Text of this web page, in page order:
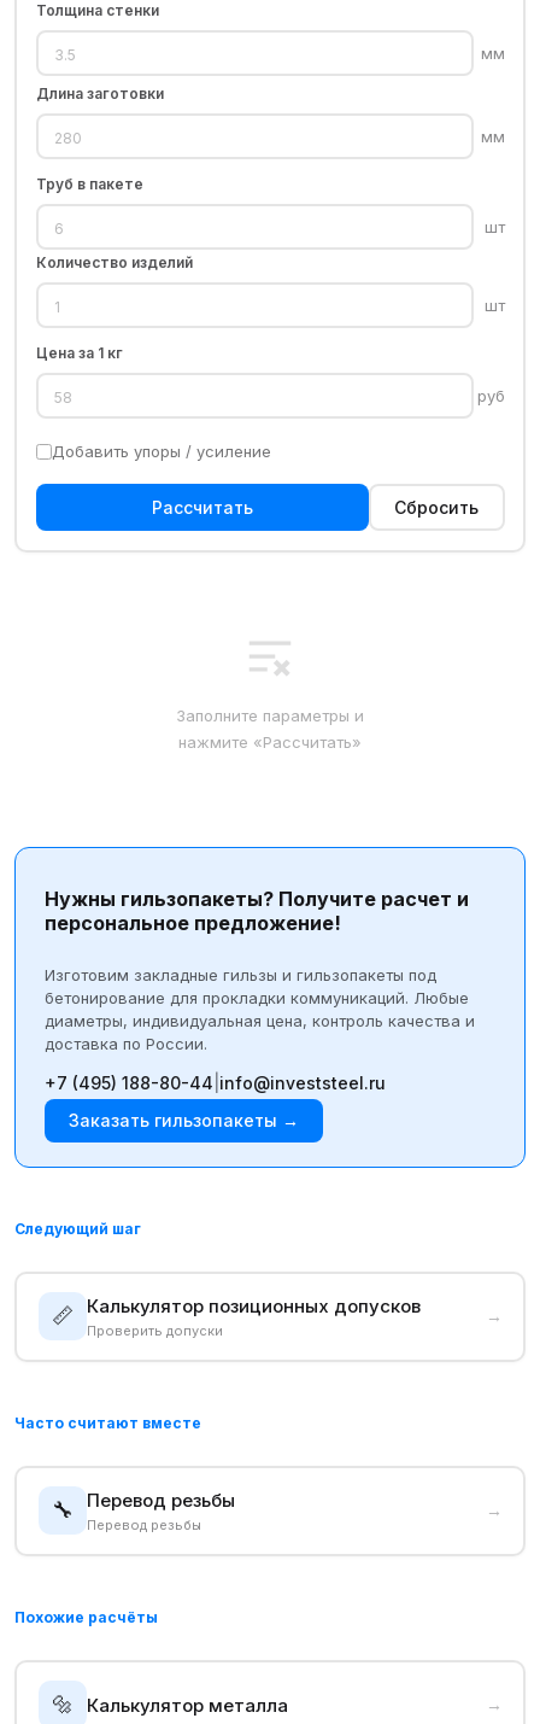
Толщина стенки
мм
Длина заготовки
мм
Труб в пакете
шт
Количество изделий
шт
Цена за 1 кг
руб
Добавить упоры / усиление
Рассчитать Сбросить
Заполните параметры и
нажмите «Рассчитать»
Нужны гильзопакеты? Получите расчет и
персональное предложение!
Изготовим закладные гильзы и гильзопакеты под
бетонирование для прокладки коммуникаций. Любые
диаметры, индивидуальная цена, контроль качества и
доставка по России.
+7 (495) 188-80-44 info@investsteel.ru
Заказать гильзопакеты →
Следующий шаг
📏 Калькулятор позиционных допусков
Проверить допуски
→
Часто считают вместе
🔧 Перевод резьбы
Перевод резьбы
→
Похожие расчёты
🔩 Калькулятор металла →